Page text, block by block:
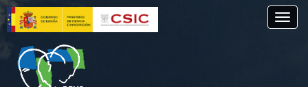
Pasar
al
contenido
principal